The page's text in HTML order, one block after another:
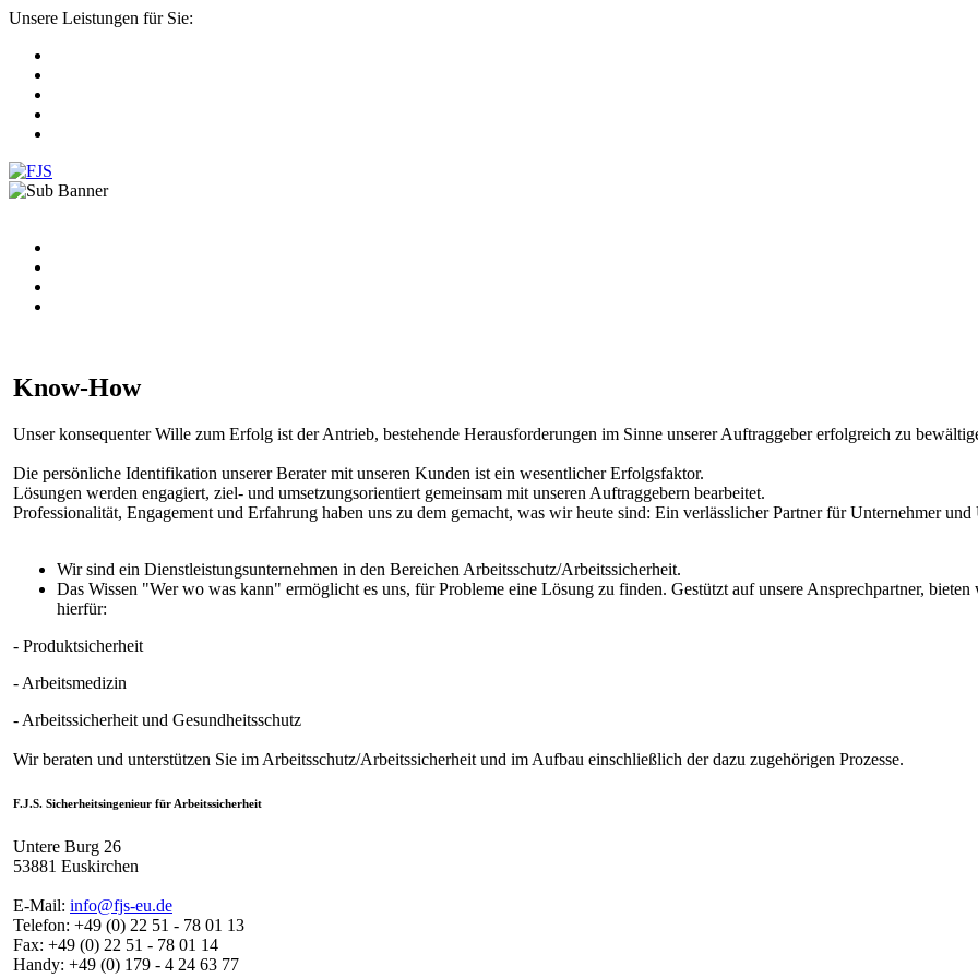
Unsere Leistungen für Sie:
Know-How
Unser konsequenter Wille zum Erfolg ist der Antrieb, bestehende Herausforderungen im Sinne unserer Auftraggeber erfolgreich zu
Die persönliche Identifikation unserer Berater mit unseren Kunden ist ein wesentlicher Erfolgsfaktor.
Lösungen werden engagiert, ziel- und umsetzungsorientiert gemeinsam mit unseren Auftraggebern bearbeitet.
Professionalität, Engagement und Erfahrung haben uns zu dem gemacht, was wir heute sind: Ein verlässlicher Partner für Unternehmer und
Wir sind ein Dienstleistungsunternehmen in den Bereichen Arbeitsschutz/Arbeitssicherheit.
Das Wissen "Wer wo was kann" ermöglicht es uns, für Probleme eine Lösung zu finden. Gestützt auf unsere Ansprechpartner,
hierfür:
- Produktsicherheit
- Arbeitsmedizin
- Arbeitssicherheit und Gesundheitsschutz
Wir beraten und unterstützen Sie im Arbeitsschutz/Arbeitssicherheit und im Aufbau einschließlich der dazu zugehörigen Prozesse.
F.J.S. Sicherheitsingenieur für Arbeitssicherheit
Untere Burg 26
53881 Euskirchen
E-Mail: info@fjs-eu.de
Telefon: +49 (0) 22 51 - 78 01 13
Fax: +49 (0) 22 51 - 78 01 14
Handy: +49 (0) 179 - 4 24 63 77